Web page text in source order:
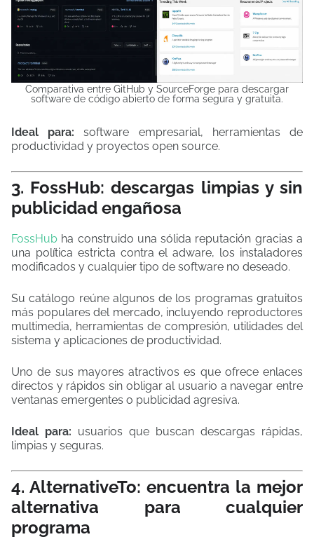
Comparativa entre GitHub y SourceForge para descargar
software de código abierto de forma segura y gratuita.
Ideal para: software empresarial, herramientas de
productividad y proyectos open source.
3. FossHub: descargas limpias y sin
publicidad engañosa
FossHub ha construido una sólida reputación gracias a
una política estricta contra el adware, los instaladores
modificados y cualquier tipo de software no deseado.
Su catálogo reúne algunos de los programas gratuitos
más populares del mercado, incluyendo reproductores
multimedia, herramientas de compresión, utilidades del
sistema y aplicaciones de productividad.
Uno de sus mayores atractivos es que ofrece enlaces
directos y rápidos sin obligar al usuario a navegar entre
ventanas emergentes o publicidad agresiva.
Ideal para: usuarios que buscan descargas rápidas,
limpias y seguras.
4. AlternativeTo: encuentra la mejor
alternativa para cualquier
programa